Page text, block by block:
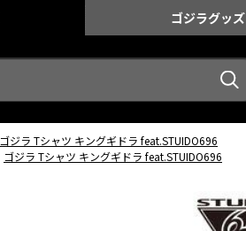
ゴジラグッズ
ゴジラ Tシャツ キングギドラ feat.STUIDO696
ゴジラ Tシャツ キングギドラ feat.STUIDO696